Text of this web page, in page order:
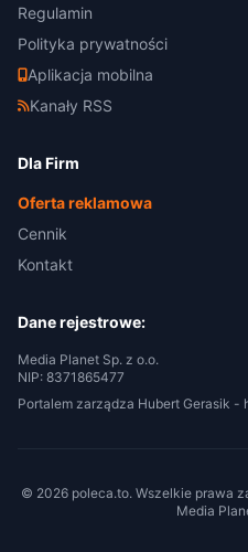
Regulamin
Polityka prywatności
Aplikacja mobilna
Kanały RSS
Dla Firm
Oferta reklamowa
Cennik
Kontakt
Dane rejestrowe:
Media Planet Sp. z o.o.
NIP: 8371865477
Portalem zarządza Hubert Gerasik -
© 2026 poleca.to. Wszelkie prawa
Media